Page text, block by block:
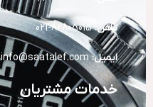
تلفن:82805015-021
ایمیل: info@saatalef.com
خدمات مشتریان